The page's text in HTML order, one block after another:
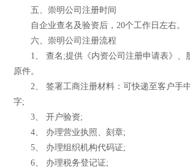
五、崇明公司注册时间
自企业查名及验资后，20个工作日左右。
六、崇明公司注册流程
1、 查名;提供《内资公司注册申请表》、
原件。
2、 签署工商注册材料：可快递至客户手
字;
3、 开户验资;
4、 办理营业执照、刻章;
5、 办理组织机构代码证;
6、 办理税务登记证;